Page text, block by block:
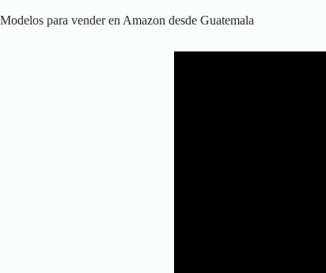
Modelos para vender en Amazon desde Guatemala